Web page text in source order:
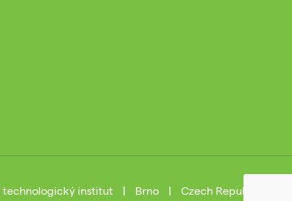
technologický institut | Brno | Czech Republic